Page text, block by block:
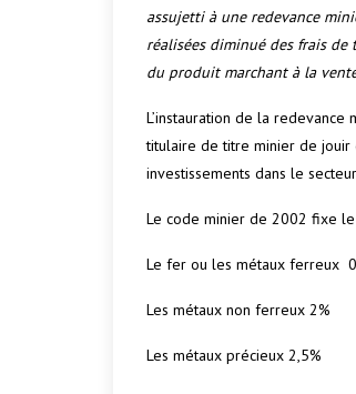
assujetti à une redevance
réalisées diminué des frais
du produit marchant à la
L’instauration de la
titulaire de titre minier de jouir
investissements dans le
Le code minier de 2002 fixe
Le fer ou les métaux ferreux
Les métaux non ferreux 2%
Les métaux précieux 2,5%